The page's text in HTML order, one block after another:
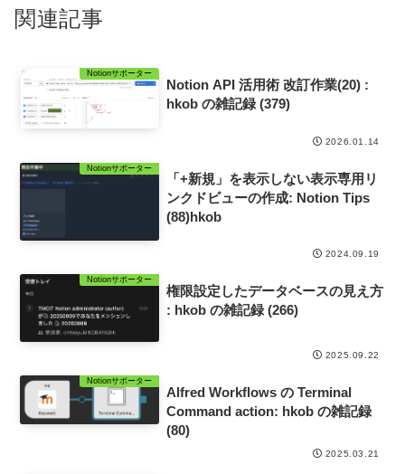
関連記事
Notionサポーター
Notion API 活用術 改訂作業(20) :
hkob の雑記録 (379)
2026.01.14
Notionサポーター
「+新規」を表示しない表示専用リ
ンクドビューの作成: Notion Tips
(88)hkob
2024.09.19
Notionサポーター
権限設定したデータベースの見え方
: hkob の雑記録 (266)
2025.09.22
Notionサポーター
Alfred Workflows の Terminal
Command action: hkob の雑記録
(80)
2025.03.21